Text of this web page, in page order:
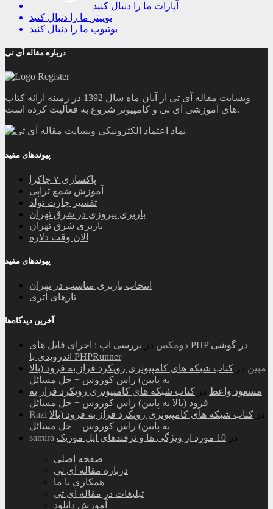
آپارات ما را دنبال کنید
توییتر ما را دنبال کنید
یوتیوب ما را دنبال کنید
درباره مقاله آی تی
وبسایت مقاله آی تی از آبان ماه سال 1392 در زمینه ارائه کتاب
های آموزشی آی تی و کامپیوتر شروع به فعالیت کرده است.
پیوندهای مفید
پاکسازی ۷ چاکرا
آموزش شمع تراپی
تفسیر چارت تولد
باربری پیروزی در شرق تهران
باربری شرق تهران
الان وقت دلاره
پیوندهای مفید
انتخاب باربری مناسب در تهران
تارهای اتری
آخرین دیدگاه‌ها
دومکس در بررسی اپ : اجرای فایل های PHP در گوشی
اندرویدی با PHPRunner
مبین در کتاب شبکه های کامپیوتری رویکرد فراز به فرود (بالا
به پایین) راس کوروس + حل مسائل
مسعود واعظ در کتاب شبکه های کامپیوتری رویکرد فراز به
فرود (بالا به پایین) راس کوروس + حل مسائل
Razi
در کتاب شبکه های کامپیوتری رویکرد فراز به فرود (بالا
به پایین) راس کوروس + حل مسائل
samira
در 10 مورد از ویژگی ها و ترفندهای اپل موزیک
صفحه اصلی
درباره مقاله آی تی
همکاری با ما
تبلیغات در مقاله آی تی
آموزش دانلود